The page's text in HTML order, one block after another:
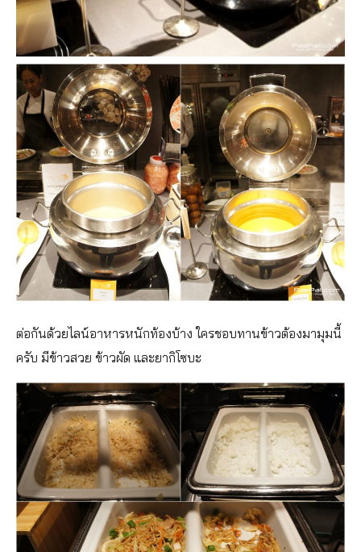
ต่อกันด้วยไลน์อาหารหนักท้องบ้าง ใครชอบทานข้าวต้องมามุมนี้
ครับ มีข้าวสวย ข้าวผัด และยากิโซบะ